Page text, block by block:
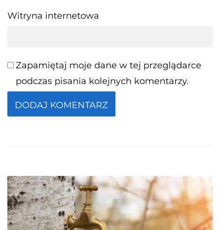
Witryna internetowa
Zapamiętaj moje dane w tej przeglądarce
podczas pisania kolejnych komentarzy.